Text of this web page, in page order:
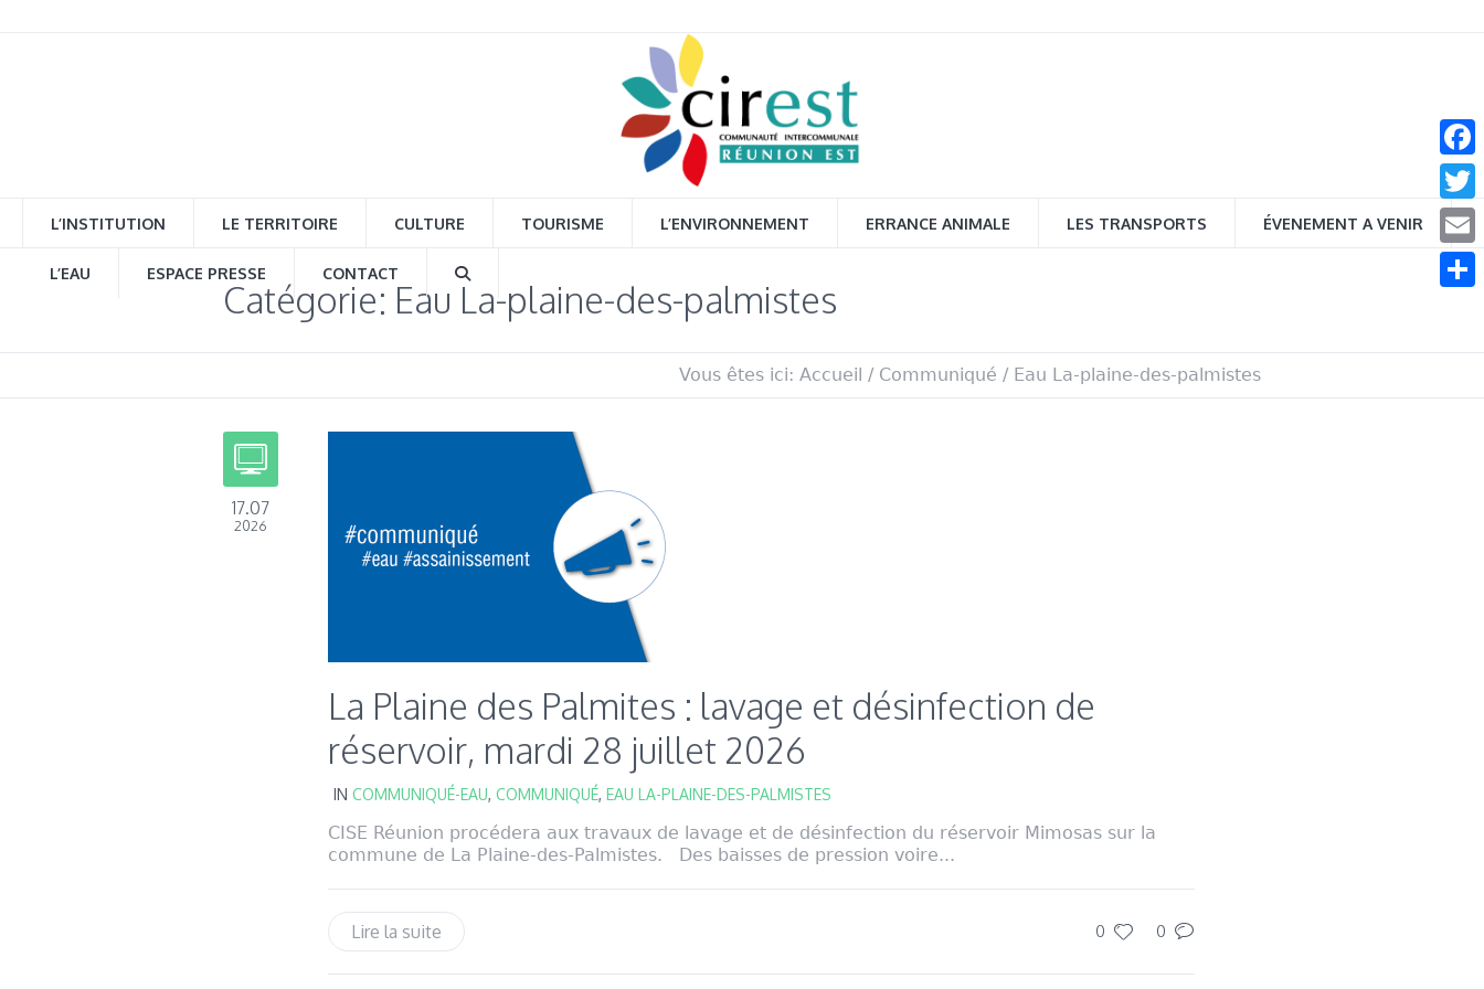
L’INSTITUTION LE TERRITOIRE CULTURE TOURISME L’ENVIRONNEMENT ERRANCE ANIMALE LES TRANSPORTS ÉVENEMENT A VENIR
L’EAU ESPACE PRESSE CONTACT
Catégorie: Eau La-plaine-des-palmistes
Vous êtes ici: Accueil / Communiqué / Eau La-plaine-des-palmistes
17.07
2026
La Plaine des Palmites : lavage et désinfection de
réservoir, mardi 28 juillet 2026
IN COMMUNIQUÉ-EAU, COMMUNIQUÉ, EAU LA-PLAINE-DES-PALMISTES
CISE Réunion procédera aux travaux de lavage et de désinfection du réservoir Mimosas sur la
commune de La Plaine-des-Palmistes. Des baisses de pression voire...
0 0
Lire la suite
Email